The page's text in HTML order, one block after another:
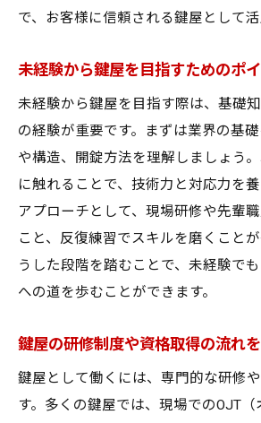
で、お客様に信頼される鍵屋として活
未経験から鍵屋を目指すためのポ
未経験から鍵屋を目指す際は、基礎
の経験が重要です。まずは業界の基
や構造、開錠方法を理解しましょう
に触れることで、技術力と対応力を
アプローチとして、現場研修や先輩
こと、反復練習でスキルを磨くこと
うした段階を踏むことで、未経験で
への道を歩むことができます。
鍵屋の研修制度や資格取得の流れ
鍵屋として働くには、専門的な研修
す。多くの鍵屋では、現場でのOJT（